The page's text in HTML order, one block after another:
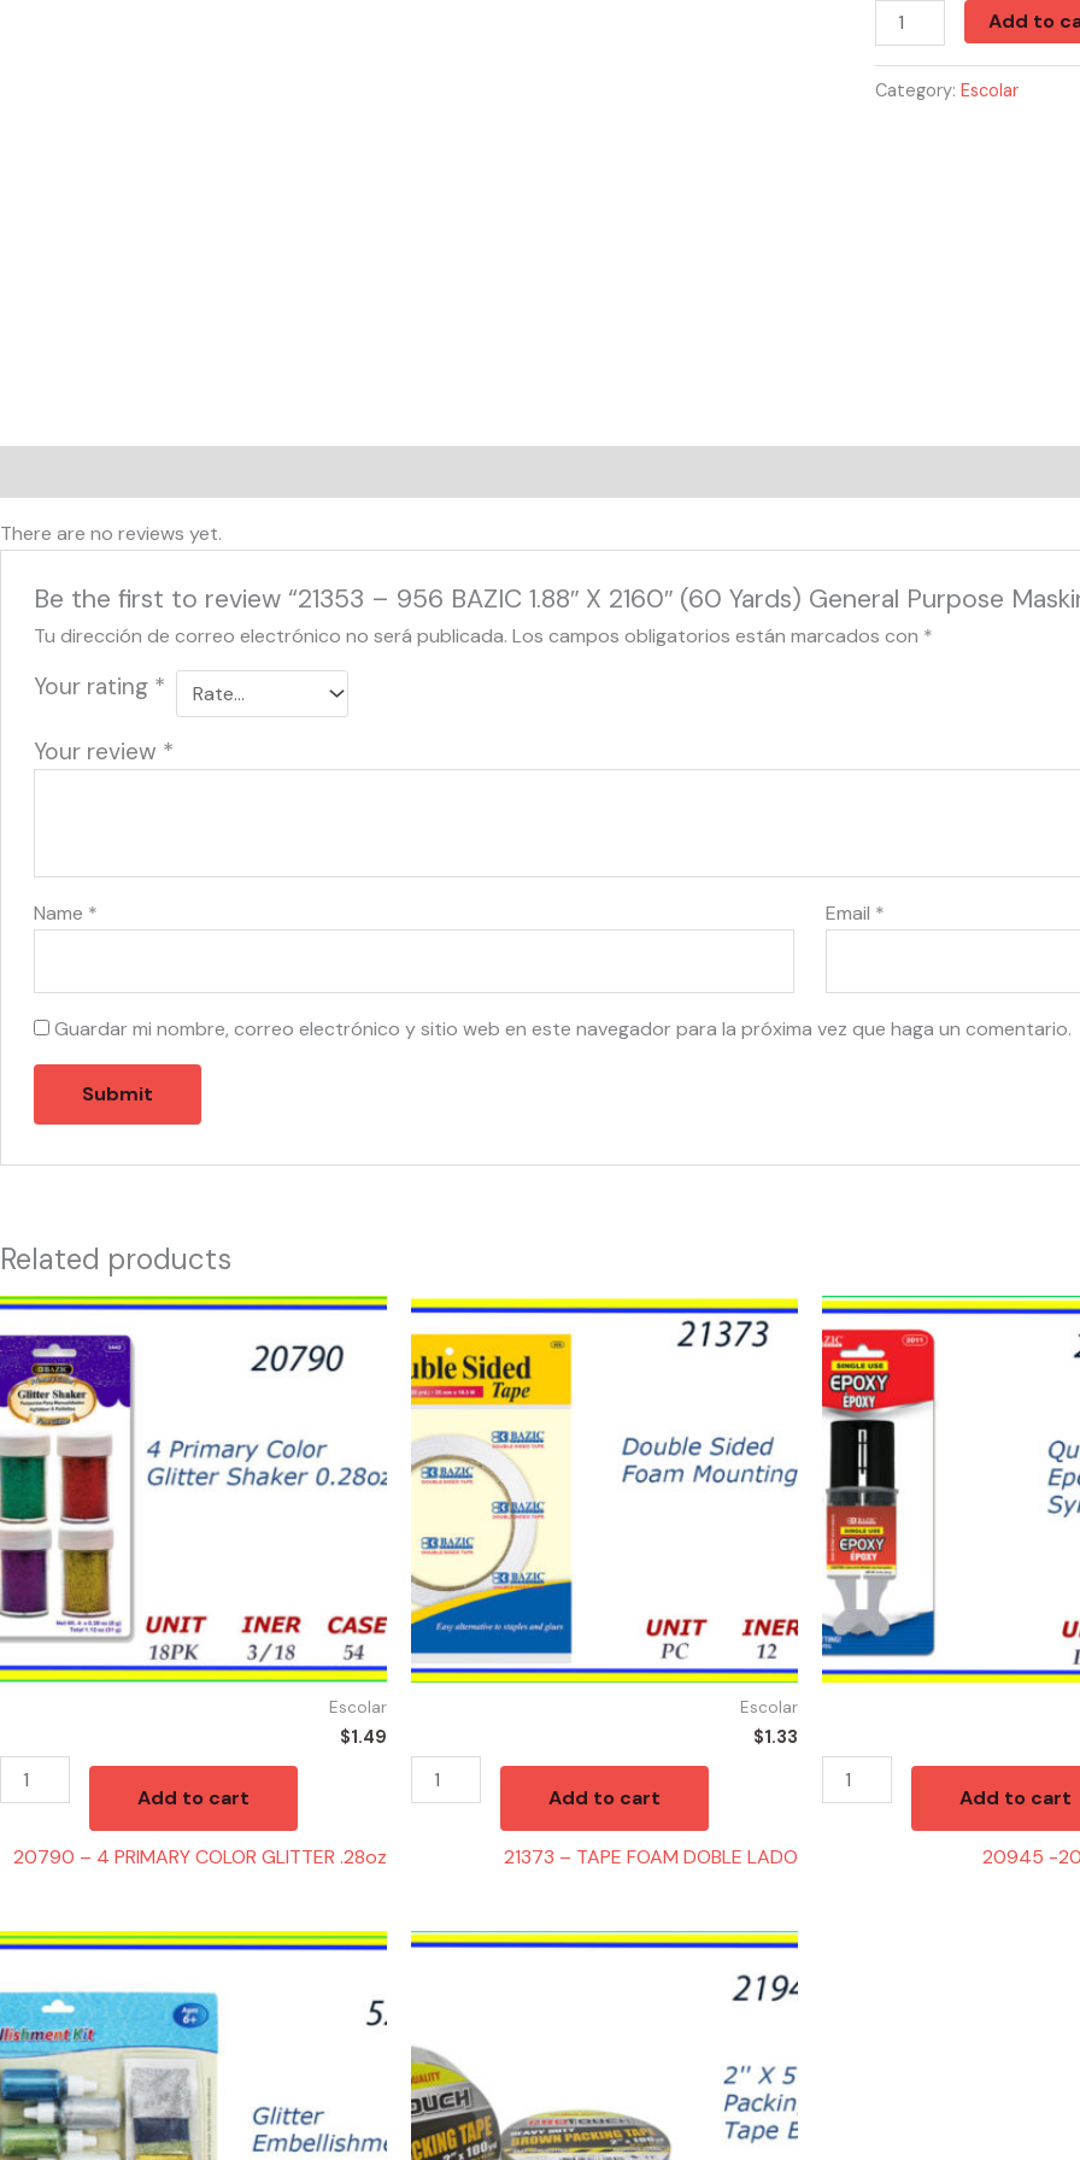
General
Purpose
Tape
Add to
Category: Escolar
There are no reviews yet.
Be the first to review “21353 – 956 BAZIC 1.88″ X 2160″ (60 Yards) General Purpose
Tu dirección de correo electrónico no será publicada. Los campos obligatorios están marcados con *
Your rating *
Your review *
Name * Email *
Guardar mi nombre, correo electrónico y sitio web en este navegador para la próxima vez que haga un comentario.
Related products
Escolar
$1.49
20790
-
4
PRIMARY
COLOR
GLITTER
.28oz
quantity
Add to cart
20790 – 4 PRIMARY COLOR GLITTER .28oz
Escolar
$1.33
21373
-
TAPE
FOAM
DOBLE
LADO
Add to cart
21373 – TAPE FOAM DOBLE LADO
20945
-2011
EPOXY
GLUE
quantity
Add to cart
20945 -
52308
GLITTER
EMBELLISHMENT
quantity
21943
BROWN
(1)
quantity